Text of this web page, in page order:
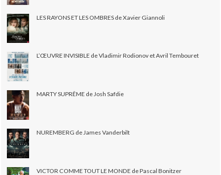
LES RAYONS ET LES OMBRES de Xavier Giannoli
L’ŒUVRE INVISIBLE de Vladimir Rodionov et Avril Tembouret
MARTY SUPRÊME de Josh Safdie
NUREMBERG de James Vanderbilt
VICTOR COMME TOUT LE MONDE de Pascal Bonitzer